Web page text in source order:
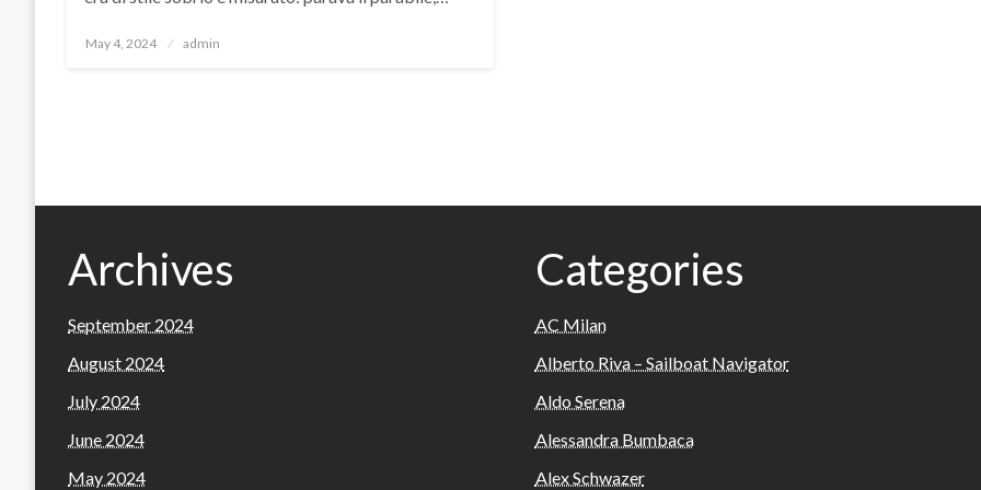
Posted
May 4, 2024 admin
Archives
September 2024
August 2024
July 2024
June 2024
May 2024
Categories
AC Milan
Alberto Riva – Sailboat Navigator
Aldo Serena
Alessandra Bumbaca
Alex Schwazer